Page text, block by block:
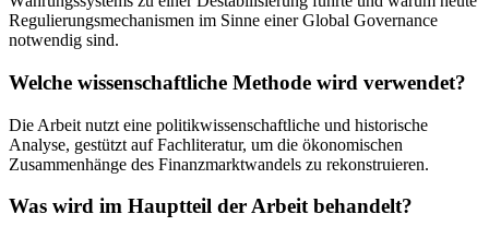
Regulierungsmechanismen im Sinne einer Global Governance
notwendig sind.
Welche wissenschaftliche Methode wird verwendet?
Die Arbeit nutzt eine politikwissenschaftliche und historische
Analyse, gestützt auf Fachliteratur, um die ökonomischen
Zusammenhänge des Finanzmarktwandels zu rekonstruieren.
Was wird im Hauptteil der Arbeit behandelt?